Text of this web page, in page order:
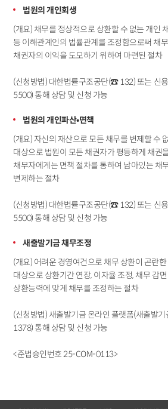
법원의 개인회생
(개요) 채무를 정상적으로 상환할 수 없는 개인
등 이해관계인의 법률관계를 조정함으로써 채
채권자의 이익을 도모하기 위하여 마련된 절차
(신청방법) 대한법률구조공단(☎ 132) 또는 신
5500) 통해 상담 및 신청 가능
법원의 개인파산•면책
(개요) 자신의 재산으로 모든 채무를 변제할 수
대상으로 법원이 모든 채권자가 평등하게 채권
채무자에게는 면책 절차를 통하여 남아있는 채
변제하는 절차
(신청방법) 대한법률구조공단(☎ 132) 또는 신
5500) 통해 상담 및 신청 가능
새출발기금 채무조정
(개요) 어려운 경영여건으로 채무 상환이 곤란
대상으로 상환기간 연장, 이자율 조정, 채무 감
상환능력에 맞게 채무를 조정하는 절차
(신청방법) 새출발기금 온라인 플랫폼(새출발
1378) 통해 상담 및 신청 가능
<준법승인번호 25-COM-0113>